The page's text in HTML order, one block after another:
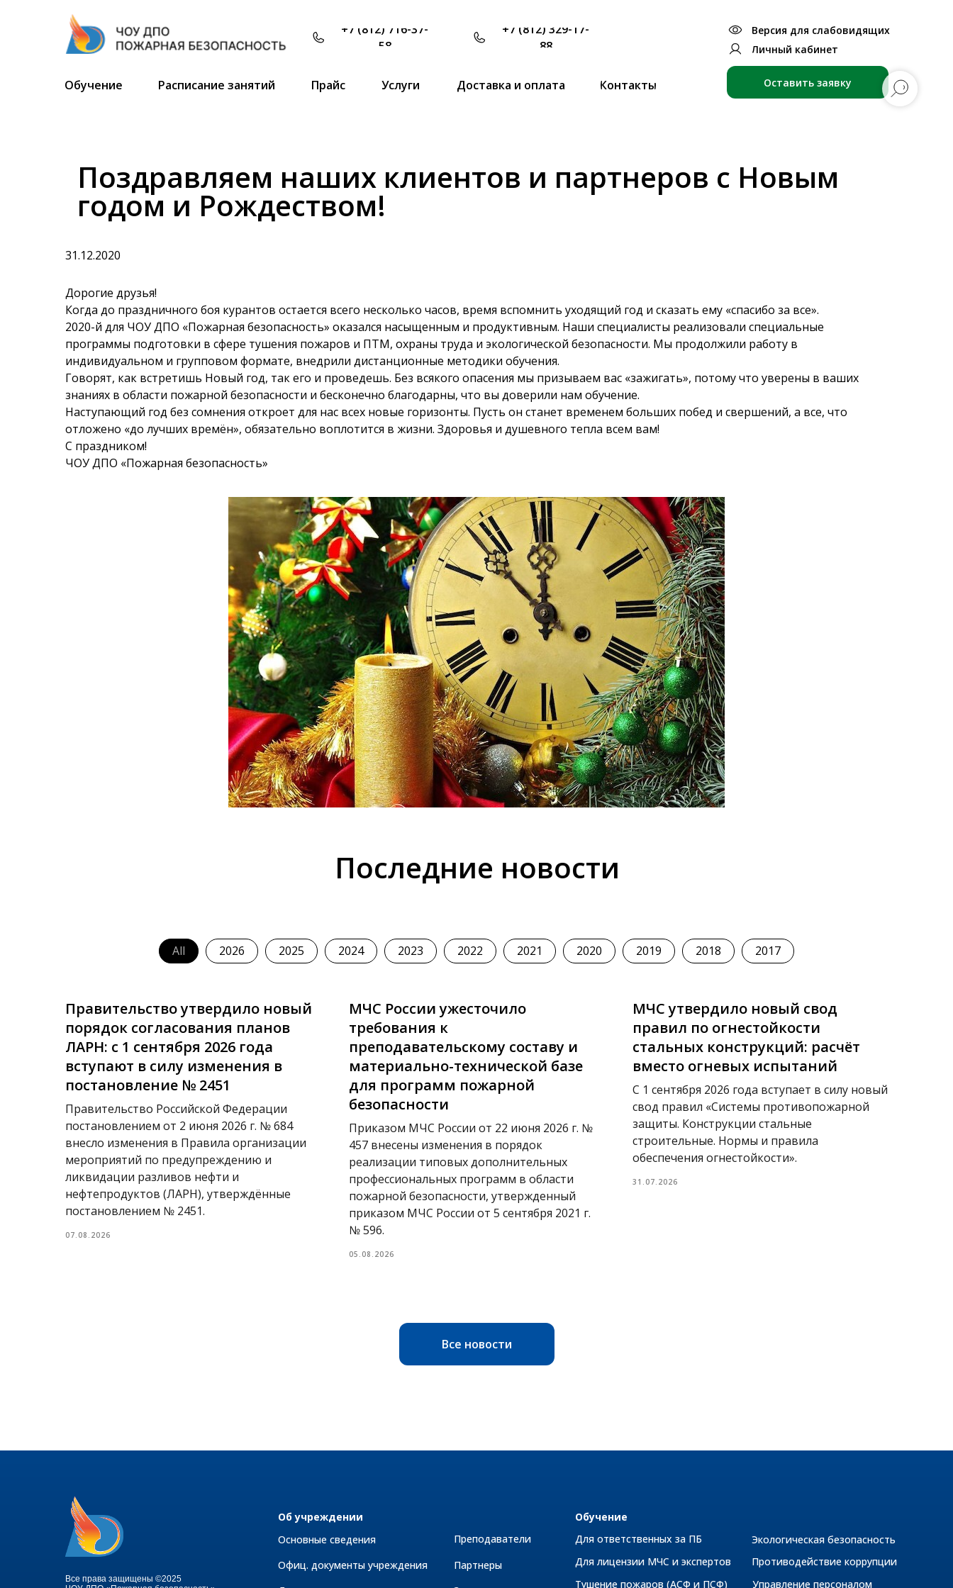
Оставить заявку
Обучение Расписание занятий
Версия для слабовидящих
Личный кабинет
+7 (812) 716-37-
58
+7 (812) 329-17-
88
Прайс Доставка и оплата Контакты
Услуги
Поздравляем наших клиентов и партнеров с Новым
годом и Рождеством!
31.12.2020
Дорогие друзья!
Когда до праздничного боя курантов остается всего несколько часов, время вспомнить уходящий год и сказать ему «спасибо за все».
2020-й для ЧОУ ДПО «Пожарная безопасность» оказался насыщенным и продуктивным. Наши специалисты реализовали специальные
программы подготовки в сфере тушения пожаров и ПТМ, охраны труда и экологической безопасности. Мы продолжили работу в
индивидуальном и групповом формате, внедрили дистанционные методики обучения.
Говорят, как встретишь Новый год, так его и проведешь. Без всякого опасения мы призываем вас «зажигать», потому что уверены в ваших
знаниях в области пожарной безопасности и бесконечно благодарны, что вы доверили нам обучение.
Наступающий год без сомнения откроет для нас всех новые горизонты. Пусть он станет временем больших побед и свершений, а все, что
отложено «до лучших времён», обязательно воплотится в жизни. Здоровья и душевного тепла всем вам!
С праздником!
ЧОУ ДПО «Пожарная безопасность»
Последние новости
All 2026 2025 2024 2023 2022 2021 2020 2019 2018 2017
Правительство утвердило новый
порядок согласования планов
ЛАРН: с 1 сентября 2026 года
вступают в силу изменения в
постановление № 2451
Правительство Российской Федерации
постановлением от 2 июня 2026 г. № 684
внесло изменения в Правила организации
мероприятий по предупреждению и
ликвидации разливов нефти и
нефтепродуктов (ЛАРН), утверждённые
постановлением № 2451.
07.08.2026
МЧС России ужесточило
требования к
преподавательскому составу и
материально-технической базе
для программ пожарной
безопасности
Приказом МЧС России от 22 июня 2026 г. №
457 внесены изменения в порядок
реализации типовых дополнительных
профессиональных программ в области
пожарной безопасности, утвержденный
приказом МЧС России от 5 сентября 2021 г.
№ 596.
05.08.2026
МЧС утвердило новый свод
правил по огнестойкости
стальных конструкций: расчёт
вместо огневых испытаний
С 1 сентября 2026 года вступает в силу новый
свод правил «Системы противопожарной
защиты. Конструкции стальные
строительные. Нормы и правила
обеспечения огнестойкости».
31.07.2026
Все новости
Экологическая безопасность
Противодействие коррупции
Управление персоналом
Обучение
Для ответственных за ПБ
Тушение пожаров (АСФ и ПСФ)
Для лицензии МЧС и экспертов
Преподаватели
Партнеры
Об учреждении
Основные сведения
Офиц. документы учреждения
Все права защищены ©2025